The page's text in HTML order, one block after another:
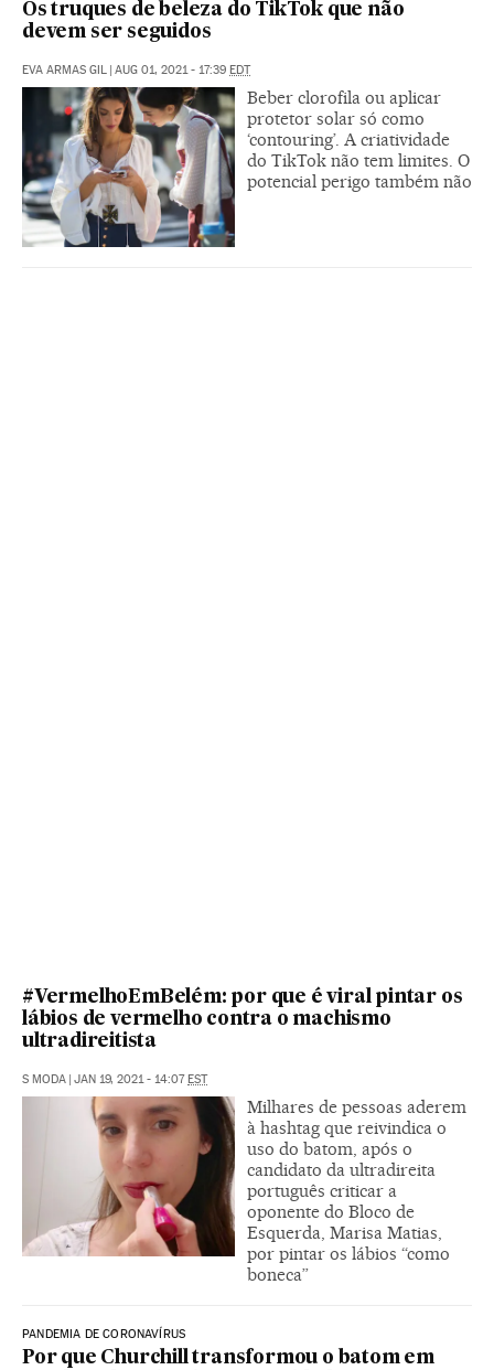
Os truques de beleza do TikTok que não
devem ser seguidos
EVA ARMAS GIL AUG 01, 2021 - 17:39 EDT
Beber clorofila ou aplicar
protetor solar só como
‘contouring’. A criatividade
do TikTok não tem limites. O
potencial perigo também não
#VermelhoEmBelém: por que é viral pintar os
lábios de vermelho contra o machismo
ultradireitista
S MODA JAN 19, 2021 - 14:07 EST
Milhares de pessoas aderem
à hashtag que reivindica o
uso do batom, após o
candidato da ultradireita
português criticar a
oponente do Bloco de
Esquerda, Marisa Matias,
por pintar os lábios “como
boneca”
PANDEMIA DE CORONAVÍRUS
Por que Churchill transformou o batom em